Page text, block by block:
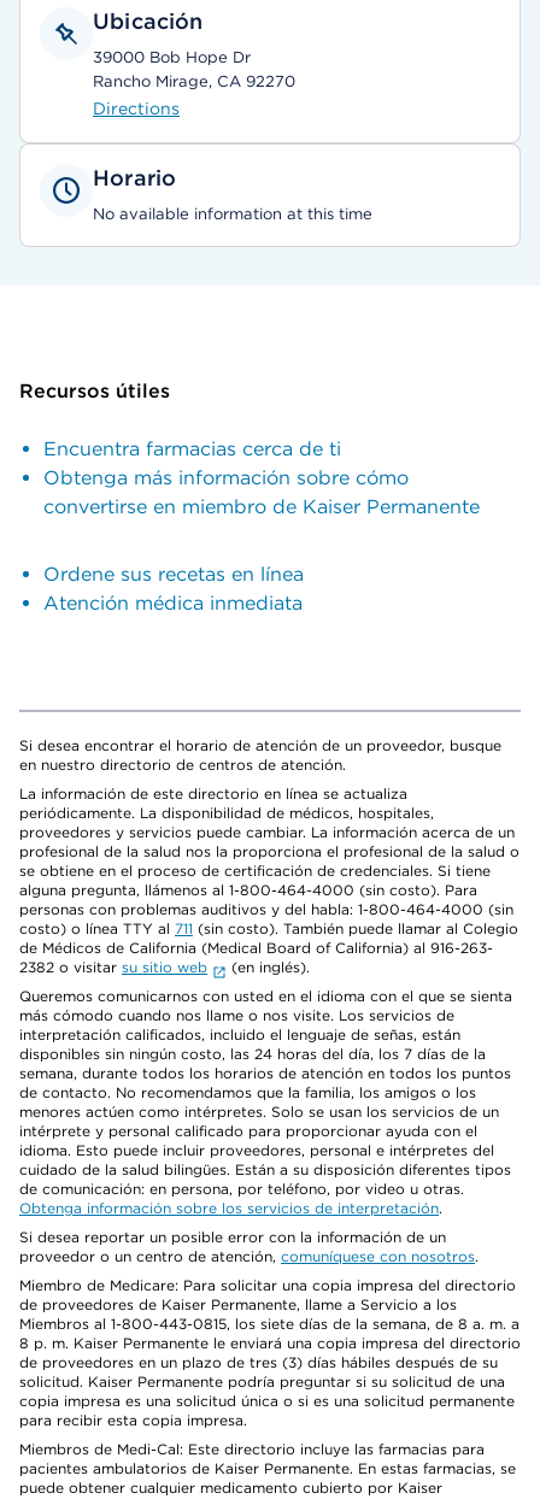
Ubicación
39000 Bob Hope Dr
Rancho Mirage, CA 92270
Directions
Horario
No available information at this time
Recursos útiles
Encuentra farmacias cerca de ti
Obtenga más información sobre cómo
convertirse en miembro de Kaiser Permanente
Ordene sus recetas en línea
Atención médica inmediata
Si desea encontrar el horario de atención de un proveedor, busque
en nuestro directorio de centros de atención.
La información de este directorio en línea se actualiza
periódicamente. La disponibilidad de médicos, hospitales,
proveedores y servicios puede cambiar. La información acerca de un
profesional de la salud nos la proporciona el profesional de la salud o
se obtiene en el proceso de certificación de credenciales. Si tiene
alguna pregunta, llámenos al 1-800-464-4000 (sin costo). Para
personas con problemas auditivos y del habla: 1-800-464-4000 (sin
costo) o línea TTY al 711 (sin costo). También puede llamar al Colegio
de Médicos de California (Medical Board of California) al 916-263-
2382 o visitar su sitio web
(en inglés).
Queremos comunicarnos con usted en el idioma con el que se sienta
más cómodo cuando nos llame o nos visite. Los servicios de
interpretación calificados, incluido el lenguaje de señas, están
disponibles sin ningún costo, las 24 horas del día, los 7 días de la
semana, durante todos los horarios de atención en todos los puntos
de contacto. No recomendamos que la familia, los amigos o los
menores actúen como intérpretes. Solo se usan los servicios de un
intérprete y personal calificado para proporcionar ayuda con el
idioma. Esto puede incluir proveedores, personal e intérpretes del
cuidado de la salud bilingües. Están a su disposición diferentes tipos
de comunicación: en persona, por teléfono, por video u otras.
Obtenga información sobre los servicios de interpretación.
Si desea reportar un posible error con la información de un
proveedor o un centro de atención, comuníquese con nosotros.
Miembro de Medicare: Para solicitar una copia impresa del directorio
de proveedores de Kaiser Permanente, llame a Servicio a los
Miembros al 1-800-443-0815, los siete días de la semana, de 8 a. m. a
8 p. m. Kaiser Permanente le enviará una copia impresa del directorio
de proveedores en un plazo de tres (3) días hábiles después de su
solicitud. Kaiser Permanente podría preguntar si su solicitud de una
copia impresa es una solicitud única o si es una solicitud permanente
para recibir esta copia impresa.
Miembros de Medi-Cal: Este directorio incluye las farmacias para
pacientes ambulatorios de Kaiser Permanente. En estas farmacias, se
puede obtener cualquier medicamento cubierto por Kaiser